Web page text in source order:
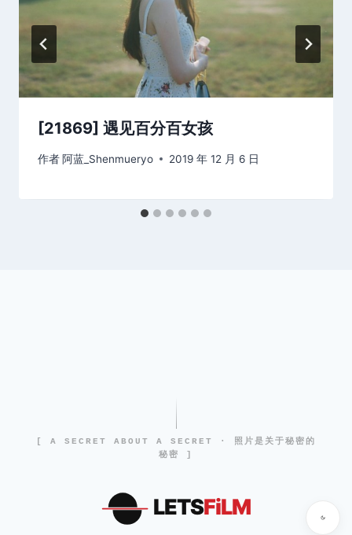
[21869] 遇见百分百女孩
作者 阿蓝_Shenmueryo 2019 年 12 月 6 日
[ A SECRET ABOUT A SECRET · 照片是关于秘密的
秘密 ]
LETSFiLM